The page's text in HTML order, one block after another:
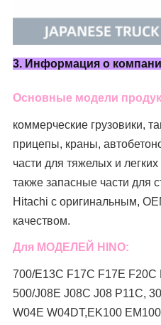
3. Информация о
Основные модели
коммерческие грузовики,
прицепы, краны,
части для тяжелых и
также запасные части для
Hitachi с оригинальным,
качеством.
Для МОДЕЛЕЙ HINO:
700/E13C F17C F17E F20C
500/J08E J08C J08 P11C,
W04E W04DT,EK100